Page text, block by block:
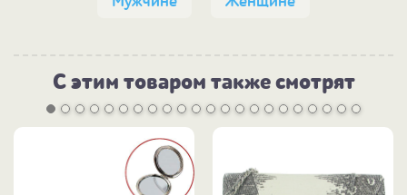
С этим товаром также смотрят